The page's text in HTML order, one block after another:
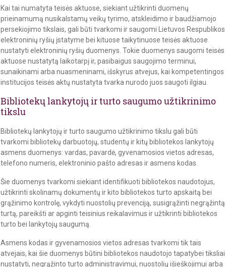
Kai tai numatyta teisės aktuose, siekiant užtikrinti duomenų
prieinamumą nusikalstamų veikų tyrimo, atskleidimo ir baudžiamojo
persekiojimo tikslais, gali būti tvarkomi ir saugomi Lietuvos Respublikos
elektroninių ryšių įstatyme bei kituose taikytinuose teisės aktuose
nustatyti elektroninių ryšių duomenys. Tokie duomenys saugomi teisės
aktuose nustatytą laikotarpį ir, pasibaigus saugojimo terminui,
sunaikinami arba nuasmeninami, išskyrus atvejus, kai kompetentingos
institucijos teisės aktų nustatyta tvarka nurodo juos saugoti ilgiau.
Bibliotekų lankytojų ir turto saugumo užtikrinimo
tikslu
Bibliotekų lankytojų ir turto saugumo užtikrinimo tikslu gali būti
tvarkomi bibliotekų darbuotojų, studentų ir kitų bibliotekos lankytojų
asmens duomenys: vardas, pavardė, gyvenamosios vietos adresas,
telefono numeris, elektroninio pašto adresas ir asmens kodas.
Šie duomenys tvarkomi siekiant identifikuoti bibliotekos naudotojus,
užtikrinti skolinamų dokumentų ir kito bibliotekos turto apskaitą bei
grąžinimo kontrolę, vykdyti nuostolių prevenciją, susigrąžinti negrąžintą
turtą, pareikšti ar apginti teisinius reikalavimus ir užtikrinti bibliotekos
turto bei lankytojų saugumą.
Asmens kodas ir gyvenamosios vietos adresas tvarkomi tik tais
atvejais, kai šie duomenys būtini bibliotekos naudotojo tapatybei tiksliai
nustatyti, negrąžinto turto administravimui, nuostolių išieškojimui arba